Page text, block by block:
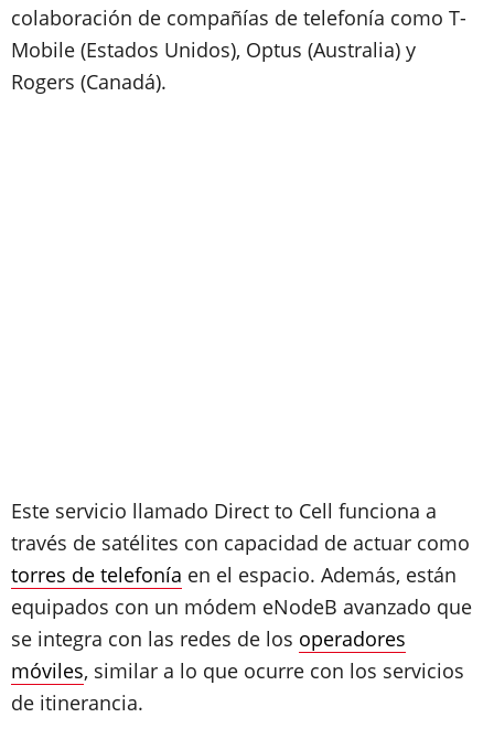
colaboración de compañías de telefonía como T-
Mobile (Estados Unidos), Optus (Australia) y
Rogers (Canadá).
Este servicio llamado Direct to Cell funciona a
través de satélites con capacidad de actuar como
torres de telefonía en el espacio. Además, están
equipados con un módem eNodeB avanzado que
se integra con las redes de los operadores
móviles, similar a lo que ocurre con los servicios
de itinerancia.